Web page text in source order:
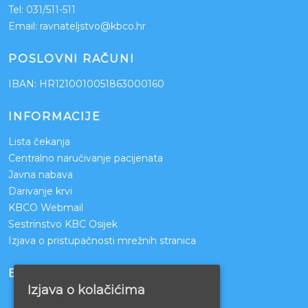
Tel: 031/511-511
Email: ravnateljstvo@kbco.hr
POSLOVNI RAČUNI
IBAN: HR1210010051863000160
INFORMACIJE
Lista čekanja
Centralno naručivanje pacijenata
Javna nabava
Darivanje krvi
KBCO Webmail
Sestrinstvo KBC Osijek
Izjava o pristupačnosti mrežnih stranica
BOLNICE PARTNERI
Izjava o kolačićima